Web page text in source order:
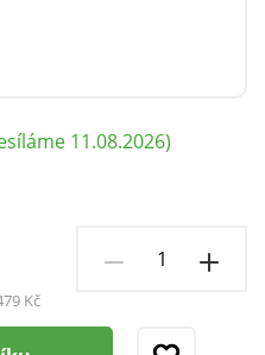
Kč
11.08.2026)